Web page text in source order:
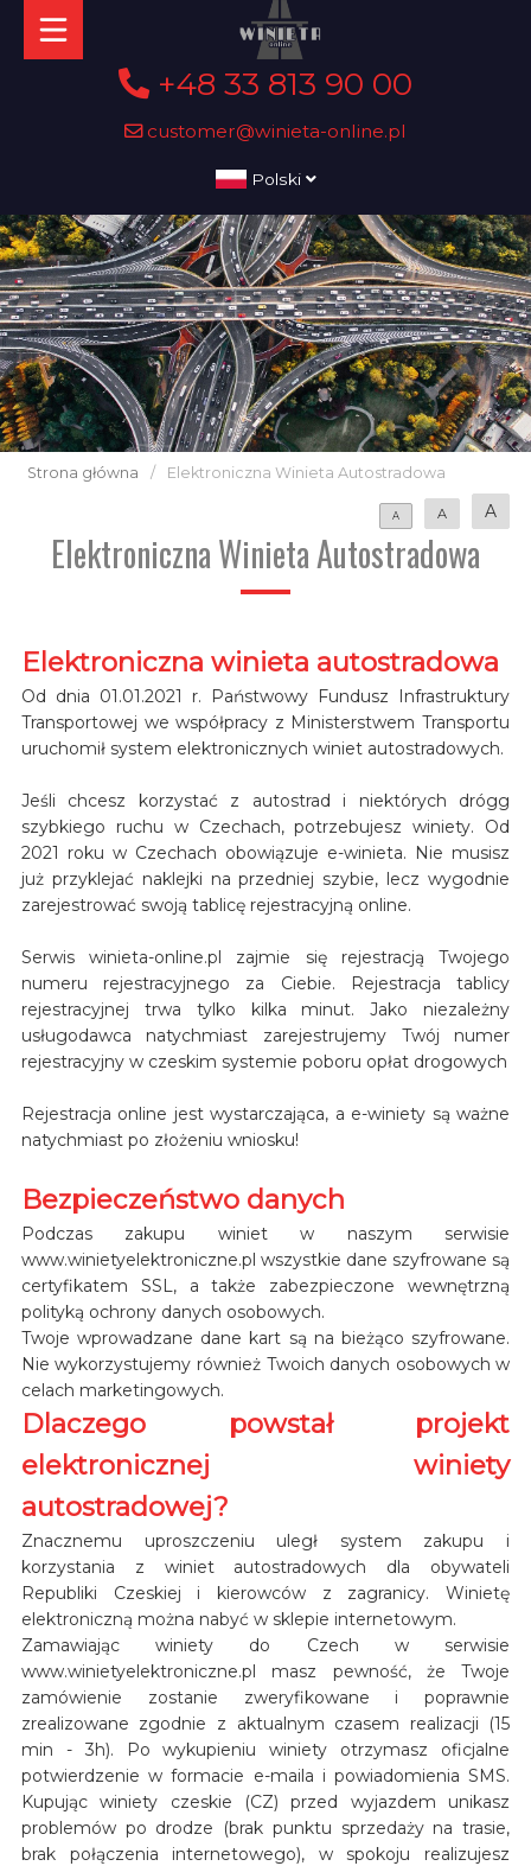
+48 33 813 90 00
customer@winieta-online.pl
Polski
Strona główna / Elektroniczna Winieta Autostradowa
A A A
Elektroniczna Winieta Autostradowa
Elektroniczna winieta autostradowa
Od dnia 01.01.2021 r. Państwowy Fundusz Infrastruktury
Transportowej we współpracy z Ministerstwem Transportu
uruchomił system elektronicznych winiet autostradowych.
Jeśli chcesz korzystać z autostrad i niektórych drógg
szybkiego ruchu w Czechach, potrzebujesz winiety. Od
2021 roku w Czechach obowiązuje e-winieta. Nie musisz
już przyklejać naklejki na przedniej szybie, lecz wygodnie
zarejestrować swoją tablicę rejestracyjną online.
Serwis winieta-online.pl zajmie się rejestracją Twojego
numeru rejestracyjnego za Ciebie. Rejestracja tablicy
rejestracyjnej trwa tylko kilka minut. Jako niezależny
usługodawca natychmiast zarejestrujemy Twój numer
rejestracyjny w czeskim systemie poboru opłat drogowych
Rejestracja online jest wystarczająca, a e-winiety są ważne
natychmiast po złożeniu wniosku!
Bezpieczeństwo danych
Podczas zakupu winiet w naszym serwisie
www.winietyelektroniczne.pl wszystkie dane szyfrowane są
certyfikatem SSL, a także zabezpieczone wewnętrzną
polityką ochrony danych osobowych.
Twoje wprowadzane dane kart są na bieżąco szyfrowane.
Nie wykorzystujemy również Twoich danych osobowych w
celach marketingowych.
Dlaczego powstał projekt
elektronicznej winiety
autostradowej?
Znacznemu uproszczeniu uległ system zakupu i
korzystania z winiet autostradowych dla obywateli
Republiki Czeskiej i kierowców z zagranicy. Winietę
elektroniczną można nabyć w sklepie internetowym.
Zamawiając winiety do Czech w serwisie
www.winietyelektroniczne.pl masz pewność, że Twoje
zamówienie zostanie zweryfikowane i poprawnie
zrealizowane zgodnie z aktualnym czasem realizacji (15
min - 3h). Po wykupieniu winiety otrzymasz oficjalne
potwierdzenie w formacie e-maila i powiadomienia SMS.
Kupując winiety czeskie (CZ) przed wyjazdem unikasz
problemów po drodze (brak punktu sprzedaży na trasie,
brak połączenia internetowego), w spokoju realizujesz